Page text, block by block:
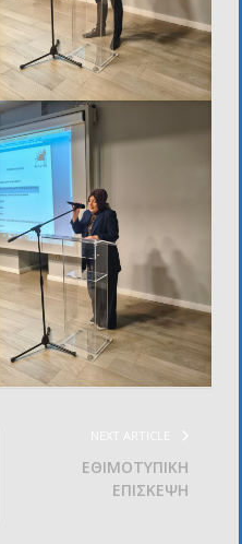
NEXT ARTICLE
ΕΘΙΜΟΤΥΠΙΚΗ
ΕΠΙΣΚΕΨΗ